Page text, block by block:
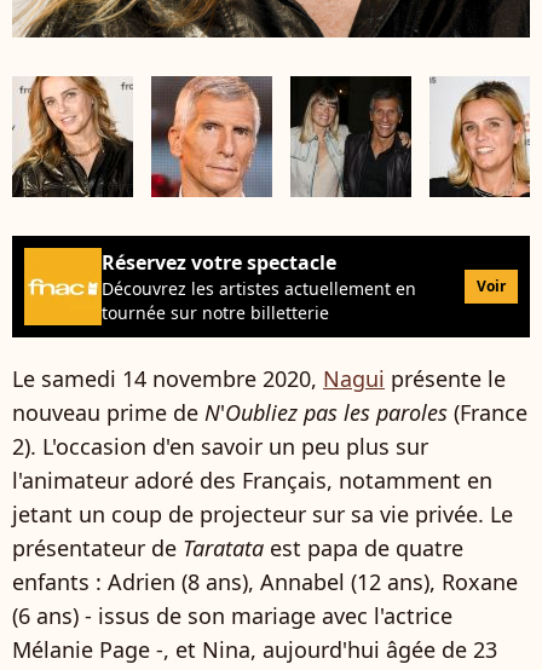
Réservez votre spectacle
Découvrez les artistes actuellement en
tournée sur notre billetterie
Voir
Le samedi 14 novembre 2020, Nagui présente le
nouveau prime de N'Oubliez pas les paroles (France
2). L'occasion d'en savoir un peu plus sur
l'animateur adoré des Français, notamment en
jetant un coup de projecteur sur sa vie privée. Le
présentateur de Taratata est papa de quatre
enfants : Adrien (8 ans), Annabel (12 ans), Roxane
(6 ans) - issus de son mariage avec l'actrice
Mélanie Page -, et Nina, aujourd'hui âgée de 23